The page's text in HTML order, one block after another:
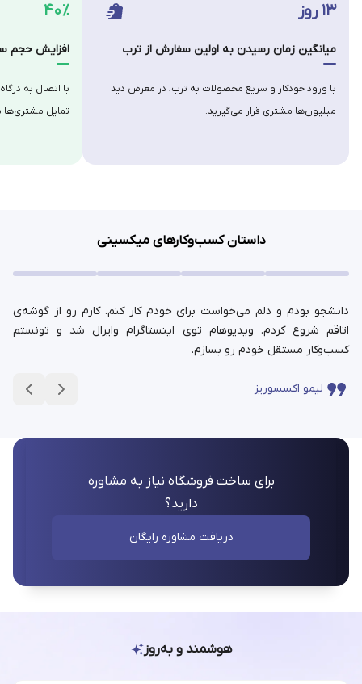
۴۰٪
افزایش حجم
با اتصال به
تمایل
۱۳ روز
میانگین زمان رسیدن به اولین سفارش از ترب
با ورود خودکار و سریع محصولات به ترب، در معرض دید
میلیون‌ها مشتری قرار می‌گیرید.
داستان کسب‌وکارهای میکسینی
دانشجو بودم و دلم می‌خواست برای خودم کار کنم. کارم رو از گوشه‌ی
اتاقم شروع کردم. ویدیوهام توی اینستاگرام وایرال شد و تونستم
کسب‌وکار مستقل خودم رو بسازم.
لیمو اکسسوریز
برای ساخت فروشگاه نیاز به مشاوره
دارید؟
دریافت مشاوره رایگان
هوشمند و به‌روز